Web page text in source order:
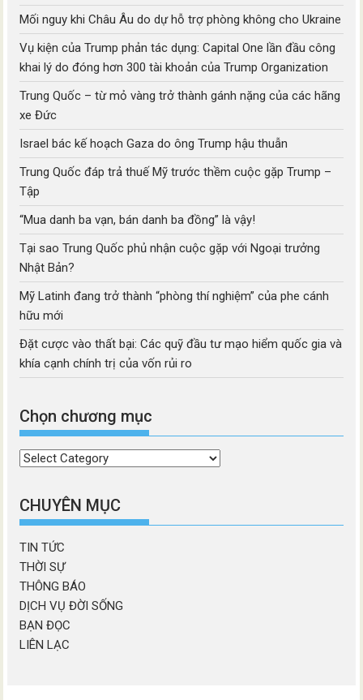
Mối nguy khi Châu Âu do dự hỗ trợ phòng không cho Ukraine
Vụ kiện của Trump phản tác dụng: Capital One lần đầu công
khai lý do đóng hơn 300 tài khoản của Trump Organization
Trung Quốc – từ mỏ vàng trở thành gánh nặng của các hãng
xe Đức
Israel bác kế hoạch Gaza do ông Trump hậu thuẫn
Trung Quốc đáp trả thuế Mỹ trước thềm cuộc gặp Trump –
Tập
“Mua danh ba vạn, bán danh ba đồng” là vậy!
Tại sao Trung Quốc phủ nhận cuộc gặp với Ngoại trưởng
Nhật Bản?
Mỹ Latinh đang trở thành “phòng thí nghiệm” của phe cánh
hữu mới
Đặt cược vào thất bại: Các quỹ đầu tư mạo hiểm quốc gia và
khía cạnh chính trị của vốn rủi ro
Chọn chương mục
Chọn
mục
CHUYÊN MỤC
TIN TỨC
THỜI SỰ
THÔNG BÁO
DỊCH VỤ ĐỜI SỐNG
BẠN ĐỌC
LIÊN LẠC